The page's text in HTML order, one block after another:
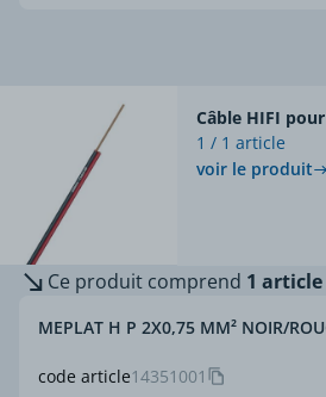
Câble HIFI
1 / 1 article
voir le produit
Ce produit comprend 1 article
code article14351001
MEPLAT H P 2X0,75 MM² NOIR/